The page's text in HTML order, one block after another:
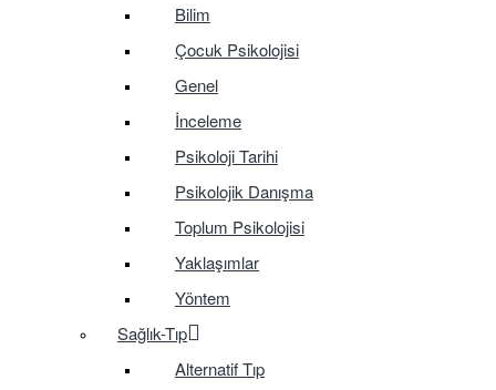
Bilim
Çocuk Psikolojisi
Genel
İnceleme
Psikoloji Tarihi
Psikolojik Danışma
Toplum Psikolojisi
Yaklaşımlar
Yöntem
Sağlık-Tıp
Alternatif Tıp